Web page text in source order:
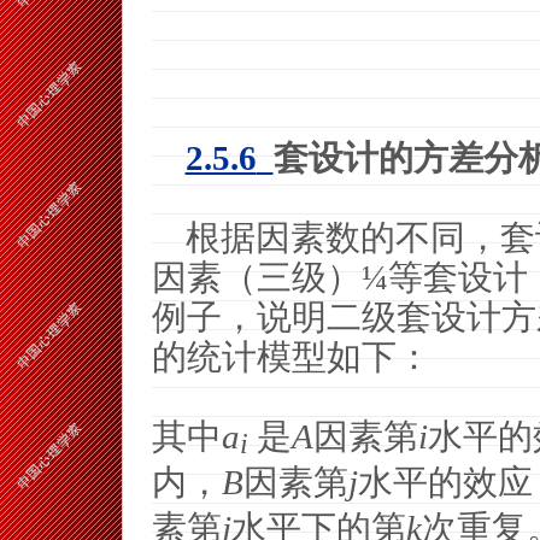
2.5.6 套设计的方差分
根据因素数的不同，
因素（三级） ¼等套设计
例子，说明二级套设计
的统计模型如下：
其中ai 是A因素第i水平
内， B因素第j水平的效应
素第j水平下的第k次重复